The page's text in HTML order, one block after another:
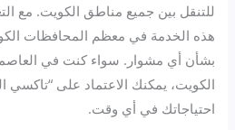
للتنقل بين جميع مناطق الكويت. مع
هذه الخدمة في معظم المحافظات
بشأن أي مشوار. سواء كنت في
الكويت، يمكنك الاعتماد على “تاكسي
احتياجاتك في أي وقت.